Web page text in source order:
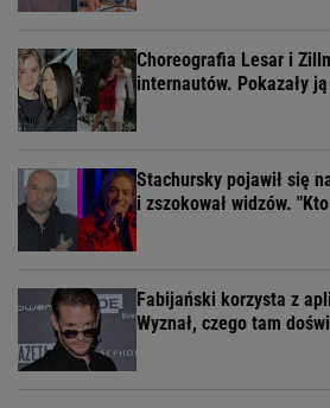
Choreografia Lesar i
internautów. Pokazały
Stachursky pojawił się
i zszokował widzów.
Fabijański korzysta z
Wyznał, czego tam